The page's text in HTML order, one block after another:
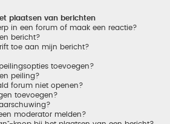
plaatsen van berichten
in een forum of maak een reactie?
bericht?
toe aan mijn bericht?
toevoegen?
peiling?
forum niet openen?
toevoegen?
moderator melden?